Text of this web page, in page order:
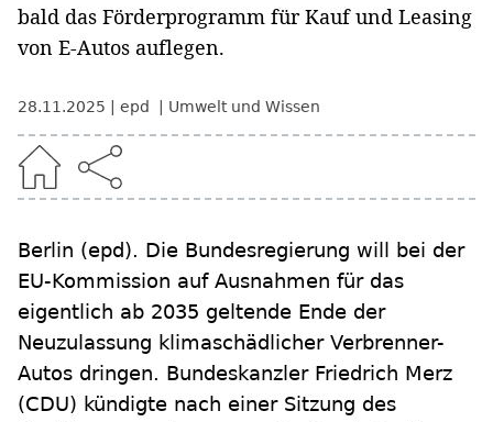
bald das Förderprogramm für Kauf und Leasing
von E-Autos auflegen.
28.11.2025 epd Umwelt und Wissen
Berlin (epd). Die Bundesregierung will bei der
EU-Kommission auf Ausnahmen für das
eigentlich ab 2035 geltende Ende der
Neuzulassung klimaschädlicher Verbrenner-
Autos dringen. Bundeskanzler Friedrich Merz
(CDU) kündigte nach einer Sitzung des